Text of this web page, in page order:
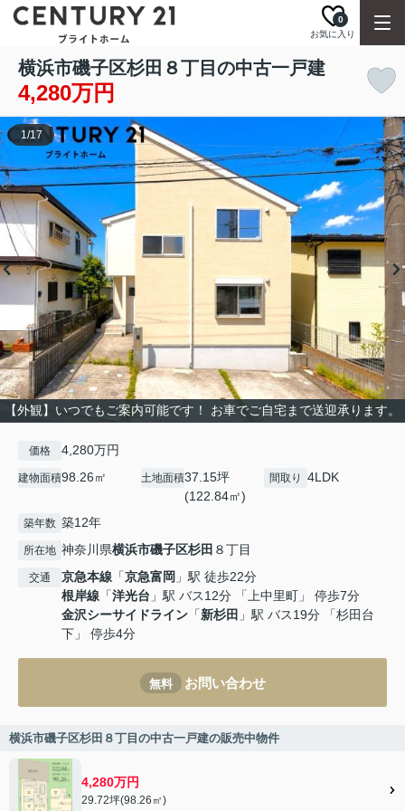
お気に入り
0
横浜市磯子区杉田８丁目の中古一戸建
4,280万円
【外観】いつでもご案内可能です！ お車でご自宅まで送迎承ります。
1/17
価格 4,280万円
建物面積98.26㎡ 土地面積37.15坪
(122.84㎡)
間取り 4LDK
築年数 築12年
所在地 神奈川県横浜市磯子区杉田 ８丁目
交通 京急本線 「京急富岡 」駅 徒歩22分
根岸線 「洋光台 」駅 バス12分 「上中里町」 停歩7分
金沢シーサイドライン 「新杉田 」駅 バス19分 「杉田台
下」 停歩4分
無料 お問い合わせ
横浜市磯子区杉田８丁目の中古一戸建の販売中物件
4,280万円
29.72坪(98.26㎡)